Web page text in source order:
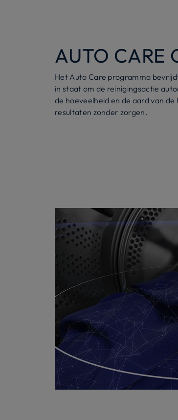
AUTO CARE
Het Auto Care programma
in staat om de reinigingsactie
de hoeveelheid en de aard van
resultaten zonder zorgen.